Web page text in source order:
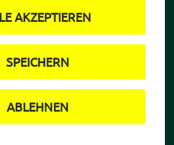
AKZEPTIEREN
SPEICHERN
ABLEHNEN